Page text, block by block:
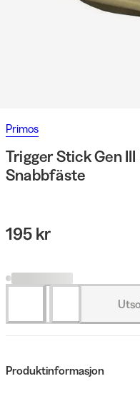
Primos
Trigger Stick Gen
Snabbfäste
195 kr
Produktinformasjon